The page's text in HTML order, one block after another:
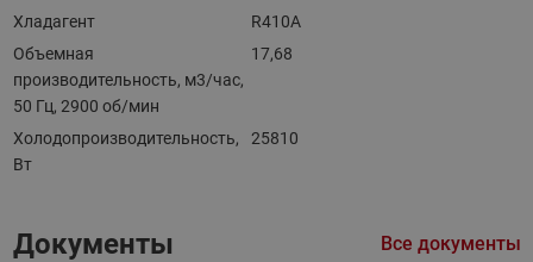
Хладагент
R410A
Объемная
производительность, м3/час,
50 Гц, 2900 об/мин
17,68
Холодопроизводительность,
Вт
25810
Документы Все документы